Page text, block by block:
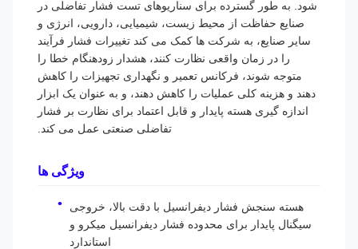
شود. به طور گسترده برای سناریوهای تست فشار تفاضلی در
صنایع حفاظت از محیط زیست، شیمیایی، دارویی، انرژی و
سایر صنایع، به شرکت ها کمک می کند تغییرات فشار فرآیند
را در زمان واقعی نظارت کنند، هشدار زودهنگام خطا را
متوجه شوند، فرکانس تعمیر و نگهداری تجهیزات را کاهش
دهند و هزینه کلی عملیات را کاهش دهند، و به عنوان یک ابزار
اندازه گیری هسته پایدار و قابل اعتماد برای نظارت بر فشار
تفاضلی صنعتی عمل می کند.
ویژگی ها
هسته سنجش فشار دیفرانسیل با دقت بالا، خروجی
سیگنال پایدار برای محدوده فشار دیفرانسیل میکرو و
استاندارد